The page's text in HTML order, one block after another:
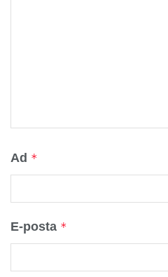
Ad *
E-posta *